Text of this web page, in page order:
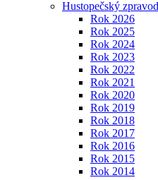
Hustopečský
Rok 2026
Rok 2025
Rok 2024
Rok 2023
Rok 2022
Rok 2021
Rok 2020
Rok 2019
Rok 2018
Rok 2017
Rok 2016
Rok 2015
Rok 2014